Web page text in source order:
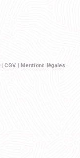
|CGV |Mentions légales